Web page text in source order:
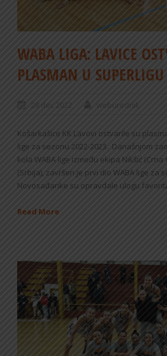
WABA LIGA: LAVICE
PLASMAN U SUPERLIGU
28 dec 2022 weburednik
Košarkašice KK Lavovi ostvarile su
lige za sezonu 2022-2023. Današnjom
kola WABA lige između ekipa Nikšić (Crna
(Srbija), završen je prvi dio WABA lige za
Novosađanke su opravdale ulogu
Read More